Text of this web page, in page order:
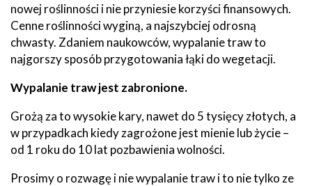
nowej roślinności i nie przyniesie korzyści finansowych.
Cenne roślinności wyginą, a najszybciej odrosną
chwasty. Zdaniem naukowców, wypalanie traw to
najgorszy sposób przygotowania łąki do wegetacji.
Wypalanie traw jest zabronione.
Grożą za to wysokie kary, nawet do 5 tysięcy złotych, a
w przypadkach kiedy zagrożone jest mienie lub życie –
od 1 roku do 10 lat pozbawienia wolności.
Prosimy o rozwagę i nie wypalanie traw i to nie tylko ze